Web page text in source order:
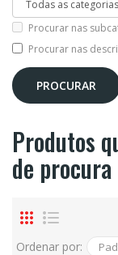
Procurar nas
Procurar nas
Produtos
de procura
Ordenar por: